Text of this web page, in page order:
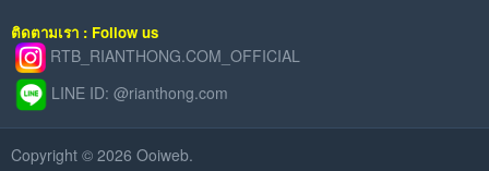
ติดตามเรา : Follow us
RTB_RIANTHONG.COM_OFFICIAL
LINE ID: @rianthong.com
Copyright © 2026 Ooiweb.